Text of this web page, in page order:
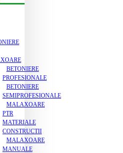
BETONIERE
PROFESIONALE
BETONIERE
SEMIPROFESIONALE
MALAXOARE
PTR
MATERIALE
CONSTRUCTII
MALAXOARE
MANUALE